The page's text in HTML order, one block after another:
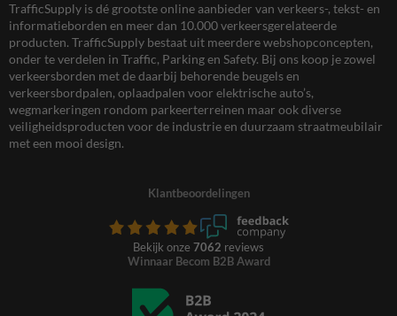
TrafficSupply is dé grootste online aanbieder van verkeers-, tekst- en
informatieborden en meer dan 10.000 verkeersgerelateerde
producten. TrafficSupply bestaat uit meerdere webshopconcepten,
onder te verdelen in Traffic, Parking en Safety. Bij ons koop je zowel
verkeersborden met de daarbij behorende beugels en
verkeersbordpalen, oplaadpalen voor elektrische auto’s,
wegmarkeringen rondom parkeerterreinen maar ook diverse
veiligheidsproducten voor de industrie en duurzaam straatmeubilair
met een mooi design.
Klantbeoordelingen
Bekijk onze 7062 reviews
Winnaar Becom B2B Award